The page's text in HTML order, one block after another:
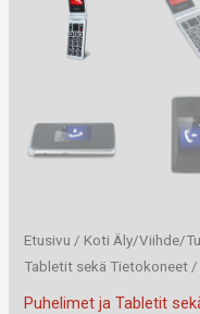
Etusivu / Koti Äly/Viihde/
Tabletit sekä Tietokoneet /
Puhelimet ja Tabletit